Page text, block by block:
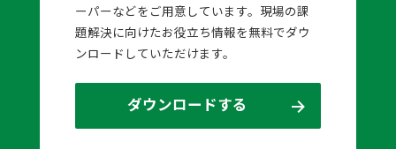
ーパーなどをご用意しています。現場の課
題解決に向けたお役立ち情報を無料でダウ
ンロードしていただけます。
ダウンロードする